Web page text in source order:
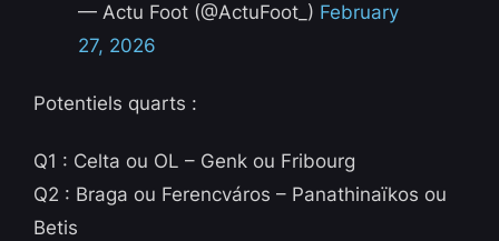
— Actu Foot (@ActuFoot_) February
27, 2026
Potentiels quarts :
Q1 : Celta ou OL – Genk ou Fribourg
Q2 : Braga ou Ferencváros – Panathinaïkos ou
Betis